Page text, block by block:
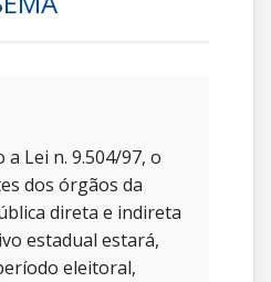
Lei n. 9.504/97, o
dos órgãos da
direta e indireta
estadual estará,
eleitoral,